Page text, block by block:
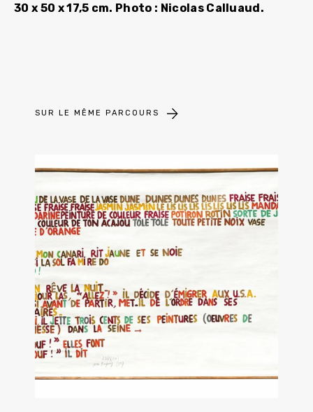
30 x 50 x 17,5 cm. Photo : Nicolas Calluaud.
SUR LE MÊME PARCOURS